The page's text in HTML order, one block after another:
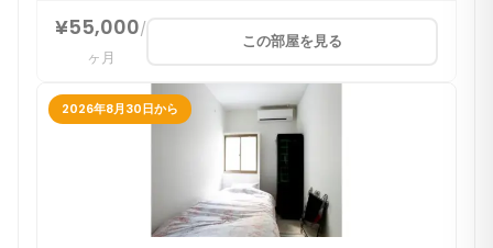
¥55,000/
ヶ月
この部屋を見る
2026年8月30日から